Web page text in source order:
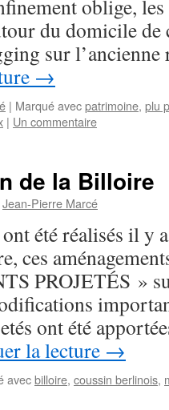
oblige,
du domicile de
sur
→
| Marqué avecpatrimoine, plu
| Un commentaire
de la Billoire
Jean-Pierre Marcé
été réalisés il y
ces
PROJETÉS »
ont été
la lecture →
avecbilloire, coussin berlinois,